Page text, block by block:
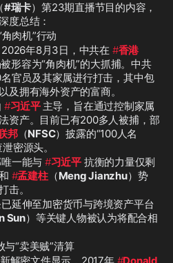
（#瑞卡）第23期直播节目的内容，
度总结：
肉机”行动
2026年8月3日，中共在 #香港
形容为“角肉机”的大抓捕。中共
官员及其家属进行打击，其中包
及拥有海外资产的富商。
#习近平 主导，旨在通过控制家属
资产。目前已有200多人被捕，部
邦（NFSC）披露的“100人名
密源头。
一能与 #习近平
#孟建柱（Meng Jianzhu）势
击。
Sun）等关键人物被认为将配合相
“卖美贼”清算